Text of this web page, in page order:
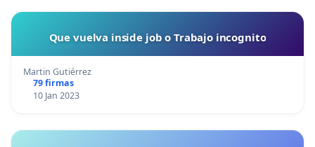
Que vuelva inside job o Trabajo incognito
Martin Gutiérrez
79 firmas
10 Jan 2023